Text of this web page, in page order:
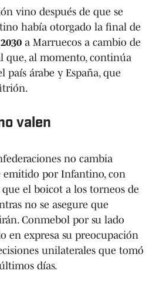
vino después de que se
había otorgado la final de
a Marruecos a cambio de
que, al momento, continúa
país árabe y España, que
valen
no cambia
emitido por Infantino, con
el boicot a los torneos de
no se asegure que
Conmebol por su lado
en expresa su preocupación
unilaterales que tomó
días.